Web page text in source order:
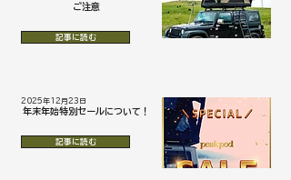
ご注意
記事に読む
2025年12月23日
年末年始特別セールについて！
記事に読む